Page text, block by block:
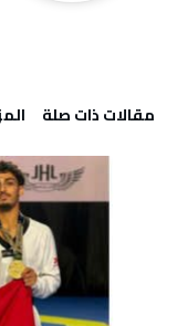
‫مقالات ذات صلة‬